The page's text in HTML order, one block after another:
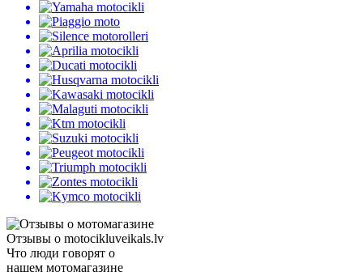
Отзывы о motocikluveikals.lv
Что люди говорят о
нашем мотомагазине